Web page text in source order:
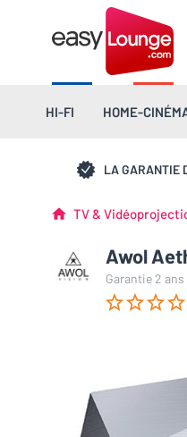
HI-FI HOME-
LA GARANTIE
TV &
Awol
Garantie 2